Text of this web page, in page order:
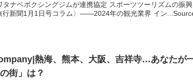
タナベボクシングジムが連携協定 スポーツツーリズムの振
行新聞1月1日号コラム〉――2024年の観光業界 イン
熱海、熊本、 大阪、吉祥寺…あなたが
街」は？